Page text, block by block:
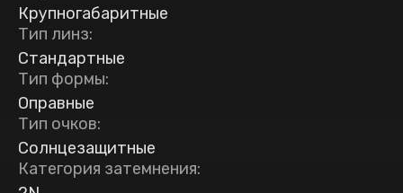
Крупногабаритные
Тип линз:
Стандартные
Тип формы:
Оправные
Тип очков:
Солнцезащитные
Категория затемнения: